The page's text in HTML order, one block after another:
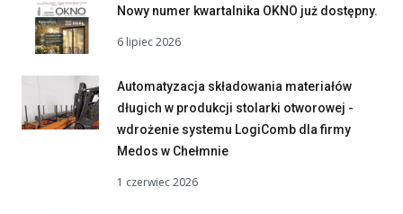
Nowy numer kwartalnika OKNO już dostępny.
6 lipiec 2026
Automatyzacja składowania materiałów
długich w produkcji stolarki otworowej -
wdrożenie systemu LogiComb dla firmy
Medos w Chełmnie
1 czerwiec 2026